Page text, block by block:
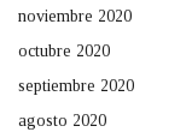
noviembre 2020
octubre 2020
septiembre 2020
agosto 2020